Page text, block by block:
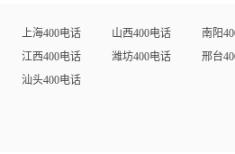
上海400电话 山西400电话 南阳
江西400电话 潍坊400电话 邢台
汕头400电话